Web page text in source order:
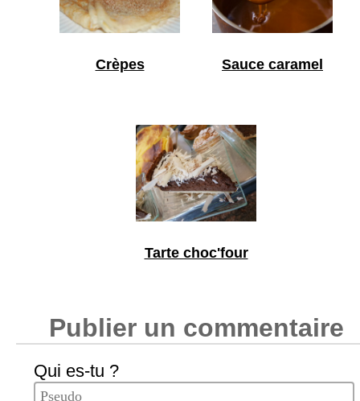
Crèpes Sauce caramel
Tarte choc'four
Publier un commentaire
Qui es-tu ?